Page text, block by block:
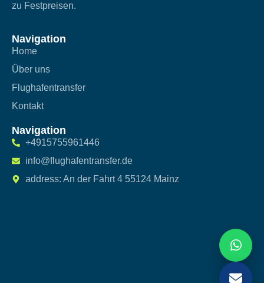
zu Festpreisen.
Navigation
Home
Über uns
Flughafentransfer
Kontakt
Navigation
+4915755961446
info@flughafentransfer.de
address: An der Fahrt 4 55124 Mainz